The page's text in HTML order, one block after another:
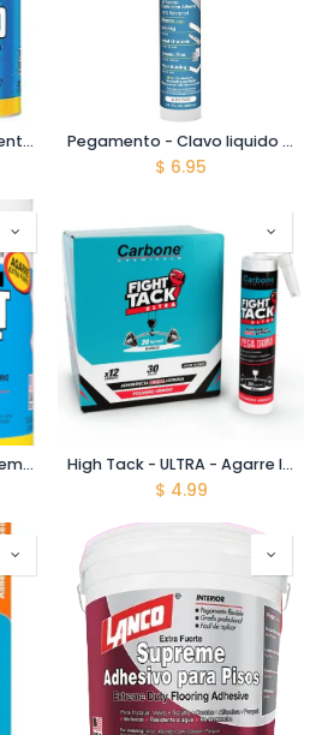
Galon pegamento cemento contacto 3,75 lt. Pegamento - Clavo liquido - Super Nail - 300 ml
$ 6.95
1/4 Galon pegamento cemento contacto - Lanco - 250 ml High Tack - ULTRA - Agarre Inicial Inmediato - 30Kg / cm2 - Viscosidad Adher Y Resistencia Alta - Blanco - 290Ml
$ 4.99